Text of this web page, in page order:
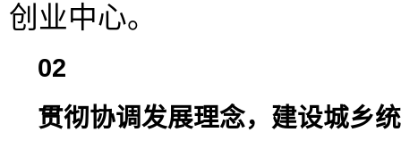
创业中心。
02
贯彻协调发展理念，建设城乡